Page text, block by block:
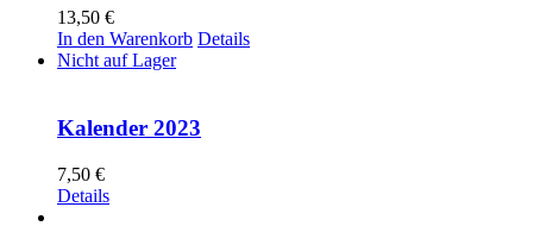
13,50 €
In den Warenkorb Details
Nicht auf Lager
Kalender 2023
7,50 €
Details